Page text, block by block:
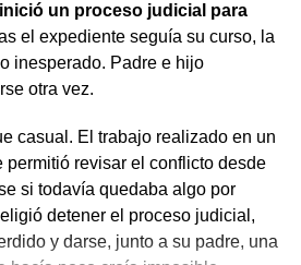
de la causa
que el dueño del perro
la vía civil una indemnización
haber sufrido.
un proceso judicial para
el expediente seguía su curso, la
inesperado. Padre e hijo
otra vez.
casual. El trabajo realizado en un
permitió revisar el conflicto desde
si todavía quedaba algo por
detener el proceso judicial,
y darse, junto a su padre, una